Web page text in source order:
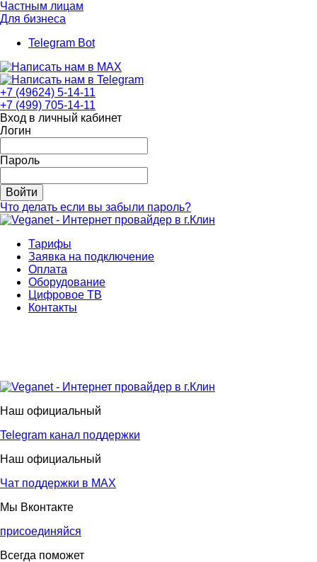
Частным лицам
Для бизнеса
Telegram Bot
+7 (49624) 5-14-11
+7 (499) 705-14-11
Вход в личный кабинет
Логин
Пароль
Войти
Что делать если вы забыли пароль?
Тарифы
Заявка на подключение
Оплата
Оборудование
Цифровое ТВ
Контакты
Наш официальный
Telegram канал поддержки
Наш официальный
Чат поддержки в МАХ
Мы Вконтакте
присоединяйся
Всегда поможет